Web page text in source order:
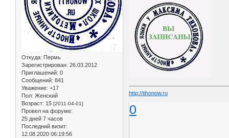
Откуда: Пермь
Зарегистрирован: 26.03.2012
Приглашений: 0
Сообщений: 841
Уважение: +17
Пол: Женский
Возраст: 15 [2011-04-01]
Провел на форуме:
25 дней 7 часов
Последний визит:
12.08.2020 06:19:56
http://tihonow.ru
0